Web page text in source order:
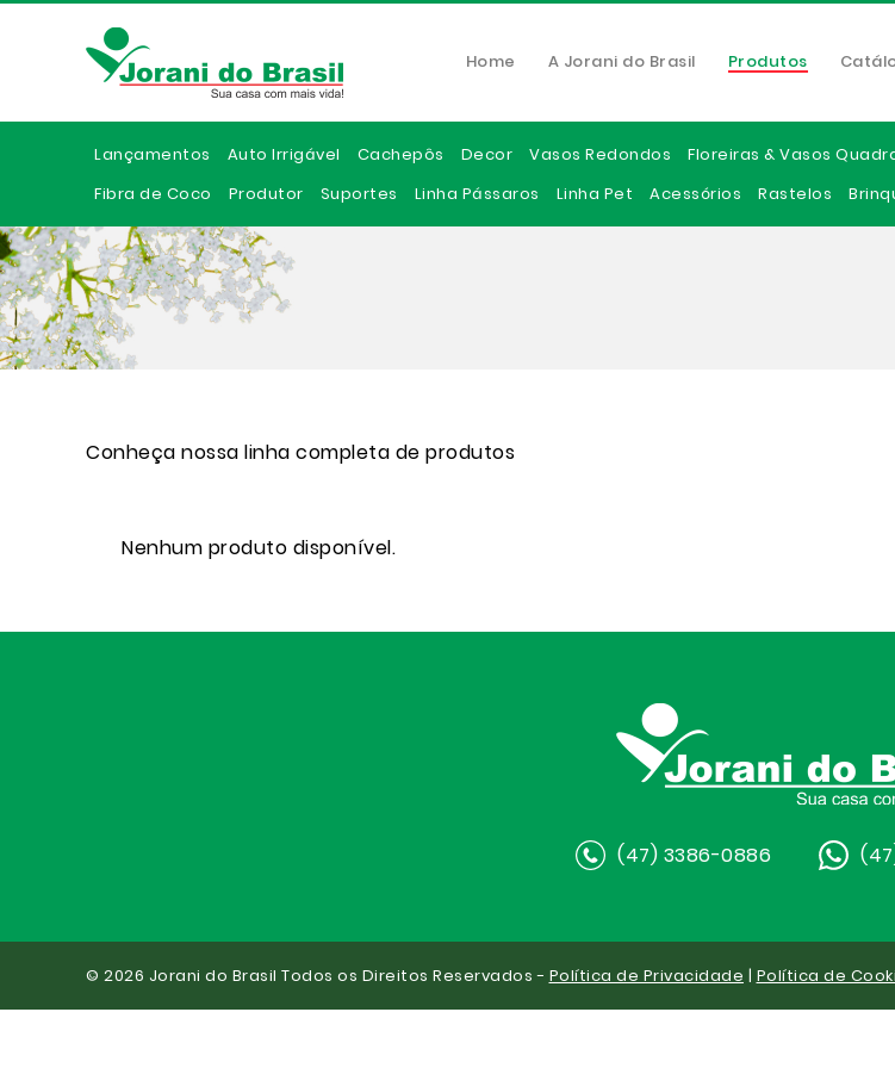
Home A Jorani do Brasil Produtos
Lançamentos Auto Irrigável Cachepôs Decor Vasos Redondos Floreiras & Vasos
Fibra de Coco
Produtor Suportes Linha Pássaros Linha Pet Acessórios Rastelos
Conheça nossa linha completa de produtos
Nenhum produto disponível.
(47) 3386-0886
© 2026 Jorani do Brasil Todos os Direitos Reservados - Política de Privacidade | Política de